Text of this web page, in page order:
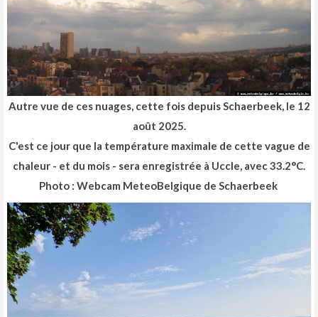
Autre vue de ces nuages, cette fois depuis Schaerbeek, le 12
août 2025.
C'est ce jour que la température maximale de cette vague de
chaleur - et du mois - sera enregistrée à Uccle, avec 33.2°C.
Photo : Webcam MeteoBelgique de Schaerbeek